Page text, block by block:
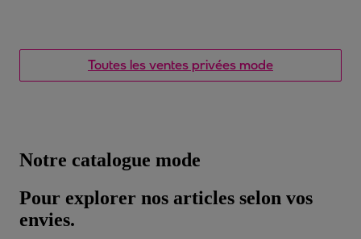
Toutes les ventes privées mode
Notre catalogue mode
Pour explorer nos articles selon vos
envies.